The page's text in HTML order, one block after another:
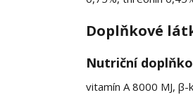
Doplňkové
Nutriční
vitamín A 8000 MJ,